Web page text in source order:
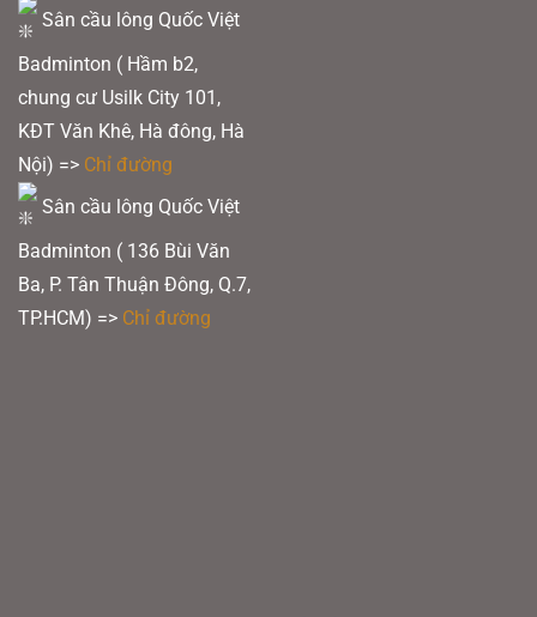
Sân cầu lông Quốc Việt
Badminton ( Hầm b2,
chung cư Usilk City 101,
KĐT Văn Khê, Hà đông, Hà
Nội) => Chỉ đường
Sân cầu lông Quốc Việt
Badminton ( 136 Bùi Văn
Ba, P. Tân Thuận Đông, Q.7,
TP.HCM) => Chỉ đường